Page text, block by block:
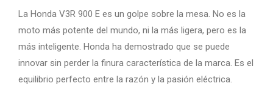
La Honda V3R 900 E es un golpe sobre la mesa. No es la
moto más potente del mundo, ni la más ligera, pero es la
más inteligente. Honda ha demostrado que se puede
innovar sin perder la finura característica de la marca. Es el
equilibrio perfecto entre la razón y la pasión eléctrica.